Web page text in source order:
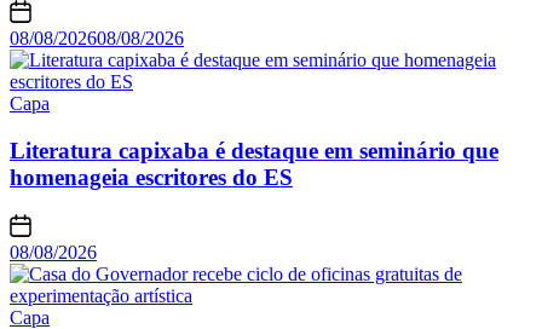
08/08/202608/08/2026
Capa
Literatura capixaba é destaque em seminário que
homenageia escritores do ES
08/08/2026
Capa